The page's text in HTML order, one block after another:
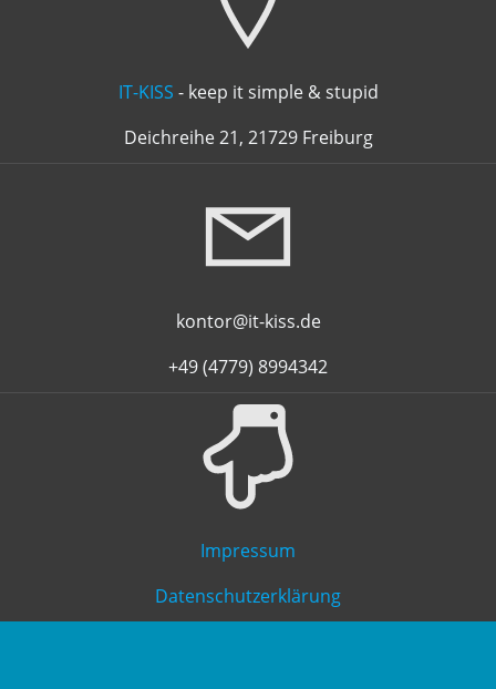
IT-KISS - keep it simple & stupid
Deichreihe 21, 21729 Freiburg
kontor@it-kiss.de
+49 (4779) 8994342
Impressum
Datenschutzerklärung